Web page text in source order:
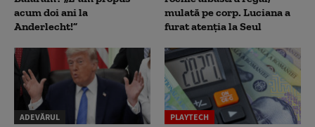
acum doi ani la
Anderlecht!”
mulată pe corp. Luciana a
furat atenția la Seul
ADEVĂRUL PLAYTECH